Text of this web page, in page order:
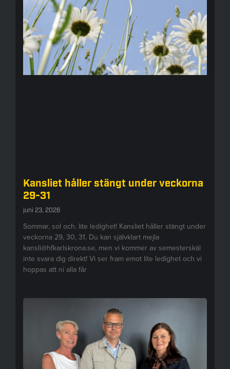
Kansliet håller stängt under veckorna
29-31
juni 23, 2026
Sommar, sol och. lite ledighet! Kansliet håller stängt under
veckorna 29, 30, 31. Du kan självklart mejla
kansli@hfkarlskrona.se, men vi kommer av semesterskäl
inte svara dig direkt! Vi ser fram emot lite ledighet och vi
hoppas att ni alla får